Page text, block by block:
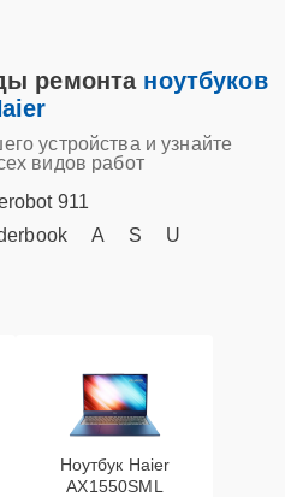
ремонта ноутбуков
устройства и узнайте
видов работ
911
A S
U
Ноутбук Haier
AX1550SML